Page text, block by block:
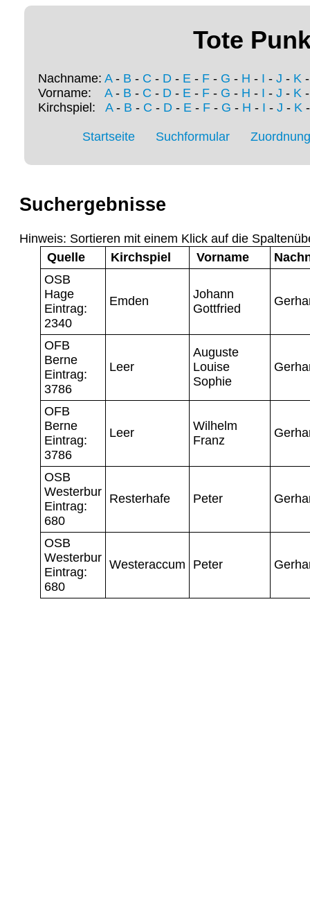
Tote
Nachname: A- B - C - D - E - F - G - H - I - J - K
Vorname: A- B - C - D - E - F - G - H - I - J - K
Kirchspiel: A- B - C - D- E- F- G - H - I - J - K
Startseite Suchformular
Suchergebnisse
Hinweis: Sortieren mit einem Klick auf die
Quelle
Kirchspiel Vorname
OSB
Hage
Eintrag:
2340
Emden
Johann
Gottfried
OFB
Berne
Eintrag:
3786
Leer
Auguste
Louise
Sophie
OFB
Berne
Eintrag:
3786
Leer
Wilhelm
Franz
OSB
Westerbur
Eintrag:
680
Resterhafe Peter
OSB
Westerbur
Eintrag:
680
Westeraccum Peter